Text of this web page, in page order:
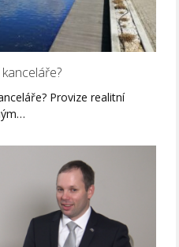
Provize realitní